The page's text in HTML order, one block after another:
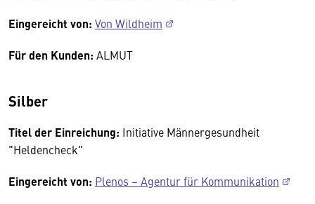
Eingereicht von: Von Wildheim
Für den Kunden: ALMUT
Silber
Titel der Einreichung: Initiative Männergesundheit
"Heldencheck"
Eingereicht von: Plenos – Agentur für Kommunikation